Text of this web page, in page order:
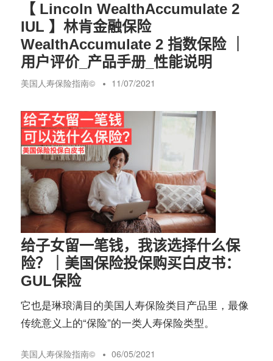
【 Lincoln WealthAccumulate 2
IUL 】林肯金融保险
WealthAccumulate 2 指数保险 ｜
用户评价_产品手册_性能说明
美国人寿保险指南©️ 11/07/2021
给子女留一笔钱，我该选择什么保
险？｜美国保险投保购买白皮书：
GUL保险
它也是琳琅满目的美国人寿保险类目产品里，最像
传统意义上的“保险”的一类人寿保险类型。
美国人寿保险指南©️ 06/05/2021